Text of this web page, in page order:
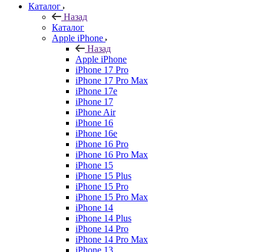
Каталог
Назад
Каталог
Apple iPhone
Назад
Apple iPhone
iPhone 17 Pro
iPhone 17 Pro Max
iPhone 17e
iPhone 17
iPhone Air
iPhone 16
iPhone 16e
iPhone 16 Pro
iPhone 16 Pro Max
iPhone 15
iPhone 15 Plus
iPhone 15 Pro
iPhone 15 Pro Max
iPhone 14
iPhone 14 Plus
iPhone 14 Pro
iPhone 14 Pro Max
iPhone 13